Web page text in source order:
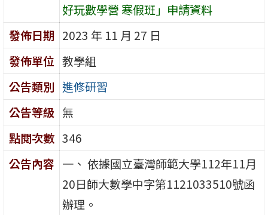
好玩數學營 寒假班」申請資料
發佈日期 2023 年 11 月 27 日
發佈單位 教學組
公告類別 進修研習
公告等級 無
點閱次數 346
公告內容 一、 依據國立臺灣師範大學112年11月
20日師大數學中字第1121033510號函
辦理。